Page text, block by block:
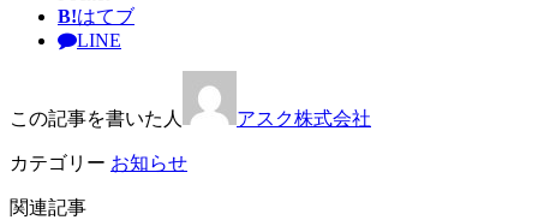
B!はてブ
LINE
この記事を書いた人 アスク株式会社
カテゴリー お知らせ
関連記事